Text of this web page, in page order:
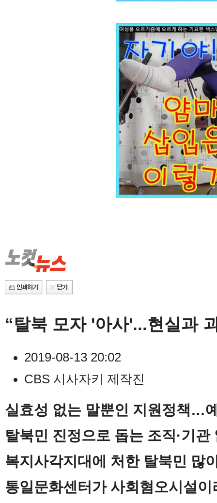
“탈북 모자 '아사'...현실과
2019-08-13 20:02
CBS 시사자키 제작진
실효성 없는 말뿐인 지원정책…
탈북민 진정으로 돕는 조직·기관
복지사각지대에 처한 탈북민 많
통일문화센터가 사회혐오시설이